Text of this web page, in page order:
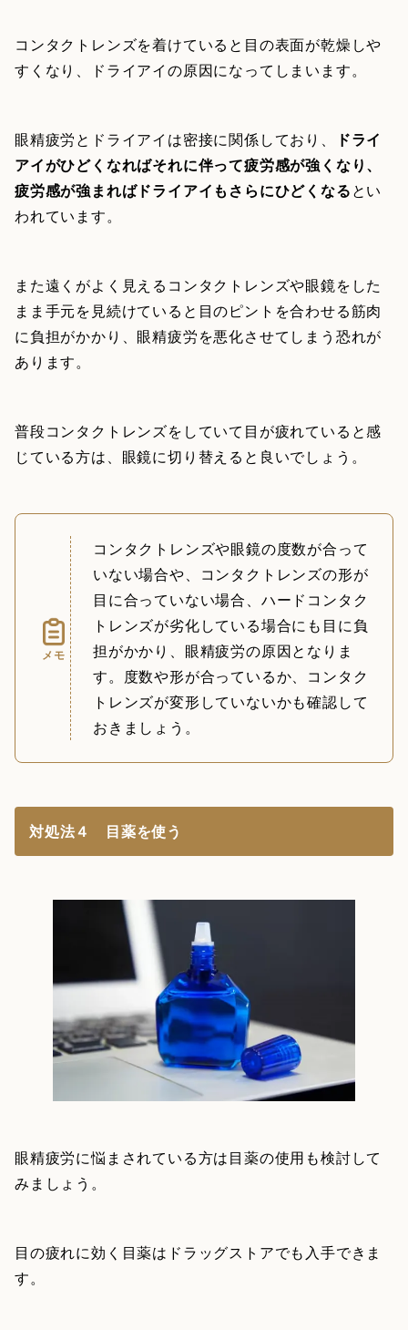
コンタクトレンズを着けていると目の表面が乾燥しや
すくなり、ドライアイの原因になってしまいます。
眼精疲労とドライアイは密接に関係しており、
ドライ
アイがひどくなればそれに伴って疲労感が強くなり、
疲労感が強まればドライアイもさらにひどくなるとい
われています。
また遠くがよく見えるコンタクトレンズや眼鏡をした
まま手元を見続けていると目のピントを合わせる筋肉
に負担がかかり、眼精疲労を悪化させてしまう恐れが
あります。
普段コンタクトレンズをしていて目が疲れていると感
じている方は、眼鏡に切り替えると良いでしょう。
メモ
コンタクトレンズや眼鏡の度数が合って
いない場合や、コンタクトレンズの形が
目に合っていない場合、ハードコンタク
トレンズが劣化している場合にも目に負
担がかかり、眼精疲労の原因となりま
す。度数や形が合っているか、コンタク
トレンズが変形していないかも確認して
おきましょう。
対処法４ 目薬を使う
眼精疲労に悩まされている方は目薬の使用も検討して
みましょう。
目の疲れに効く目薬はドラッグストアでも入手できま
す。